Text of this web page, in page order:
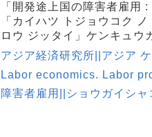
「開発途上国の障害者雇用
「カイハツ トジョウコク
ロウ ジッタイ」ケンキュウ
アジア経済研究所||アジア
Labor economics. Labor
障害者雇用||ショウガイシャ